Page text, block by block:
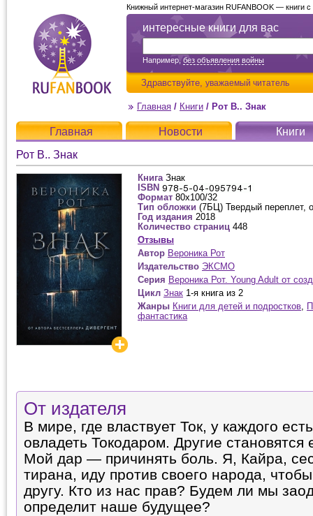
интересные книги для вас
Например,без объявления войны
Здравствуйте, уважаемый читатель
Книжный интернет-магазин RUFANBOOK — книги
Главная / Книги / Рот В.. Знак
Главная Новости
Книги
Рот В.. Знак
Книга Знак
ISBN
Формат 80x100/32
Тип обложки (7БЦ) Твердый переплет,
Год издания 2018
Количество страниц 448
Отзывы
Автор Вероника Рот
Издательство ЭКСМО
Серия Вероника Рот. Young Adult от
Цикл Знак 1-я книга из 2
Жанры Книги для детей и подростков,
фантастика
От издателя
В мире, где властвует Ток, у каждого
овладеть Токодаром. Другие становятся
Мой дар — причинять боль. Я, Кайра,
тирана, иду против своего народа,
другу. Кто из нас прав? Будем ли мы
определит наше будущее?